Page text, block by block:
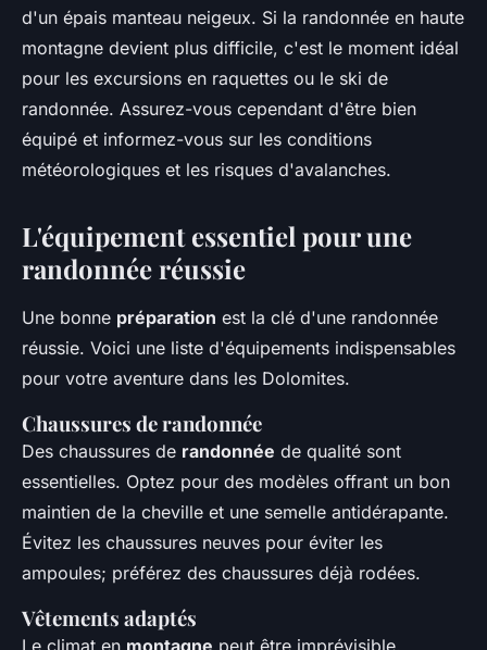
d'un épais manteau neigeux. Si la randonnée en haute
montagne devient plus difficile, c'est le moment idéal
pour les excursions en raquettes ou le ski de
randonnée. Assurez-vous cependant d'être bien
équipé et informez-vous sur les conditions
météorologiques et les risques d'avalanches.
L'équipement essentiel pour une
randonnée réussie
Une bonne préparation est la clé d'une randonnée
réussie. Voici une liste d'équipements indispensables
pour votre aventure dans les Dolomites.
Chaussures de randonnée
Des chaussures de randonnée de qualité sont
essentielles. Optez pour des modèles offrant un bon
maintien de la cheville et une semelle antidérapante.
Évitez les chaussures neuves pour éviter les
ampoules; préférez des chaussures déjà rodées.
Vêtements adaptés